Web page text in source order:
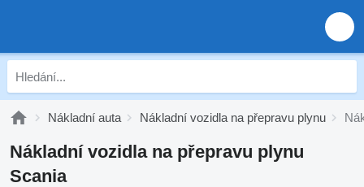
Nákladní auta Nákladní vozidla na přepravu plynu
Nákladní vozidla na přepravu plynu
Scania